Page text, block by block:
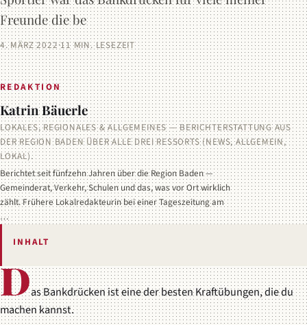
Freunde die be
4. MÄRZ 2022·11 MIN. LESEZEIT
REDAKTION
Katrin Bäuerle
LOKALES, REGIONALES & ALLGEMEINES — BERICHTERSTATTUNG AUS
DER REGION BADEN ÜBER ALLE DREI RESSORTS (NEWS, ALLGEMEIN,
LOKAL).
Berichtet seit fünfzehn Jahren über die Region Baden —
Gemeinderat, Verkehr, Schulen und das, was vor Ort wirklich
zählt. Frühere Lokalredakteurin bei einer Tageszeitung am
…
INHALT
Das Bankdrücken ist eine der besten Kraftübungen, die du
machen kannst.